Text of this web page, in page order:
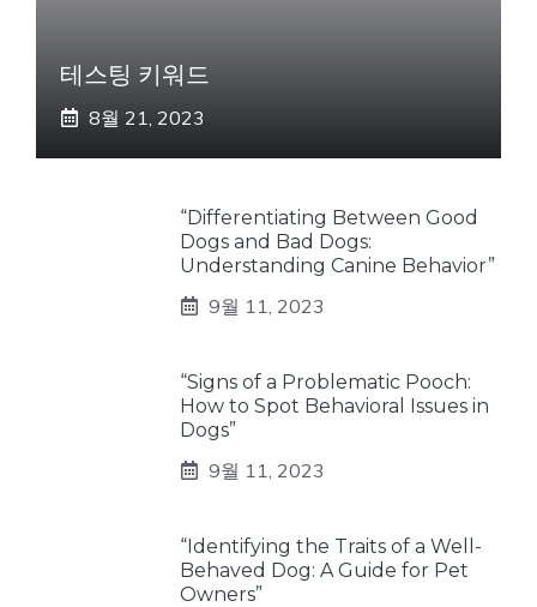
테스팅 키워드
8월 21, 2023
“Differentiating Between Good
Dogs and Bad Dogs:
Understanding Canine Behavior”
9월 11, 2023
“Signs of a Problematic Pooch:
How to Spot Behavioral Issues in
Dogs”
9월 11, 2023
“Identifying the Traits of a Well-
Behaved Dog: A Guide for Pet
Owners”